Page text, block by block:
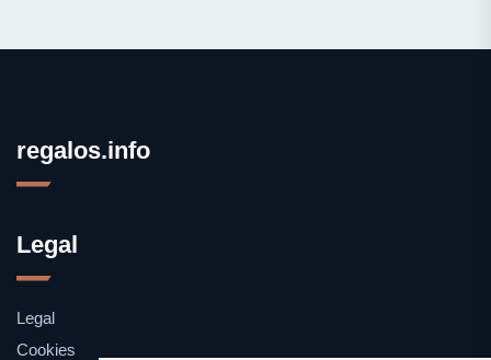
regalos.info
Legal
Legal
Cookies